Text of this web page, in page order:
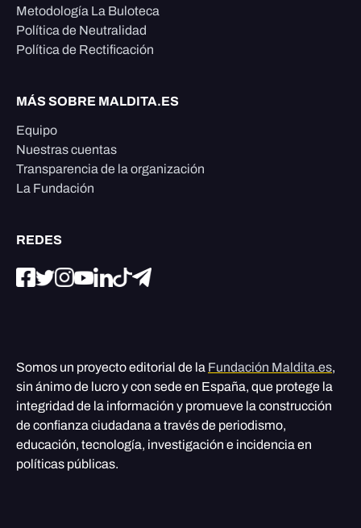
Metodología La Buloteca
Política de Neutralidad
Política de Rectificación
MÁS SOBRE MALDITA.ES
Equipo
Nuestras cuentas
Transparencia de la organización
La Fundación
REDES
Somos un proyecto editorial de la Fundación Maldita.es,
sin ánimo de lucro y con sede en España, que protege la
integridad de la información y promueve la construcción
de confianza ciudadana a través de periodismo,
educación, tecnología, investigación e incidencia en
políticas públicas.